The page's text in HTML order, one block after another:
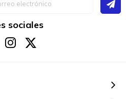
sociales